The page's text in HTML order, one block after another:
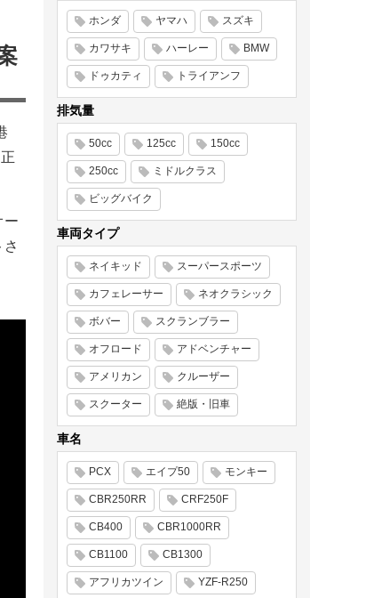
ー
ホンダ ヤマハ スズキ
カワサキ ハーレー BMW
ドゥカティ トライアンフ
排気量
50cc 125cc 150cc
250cc ミドルクラス
ビッグバイク
車両タイプ
ネイキッド スーパースポーツ
カフェレーサー ネオクラシック
ボバー スクランブラー
オフロード アドベンチャー
アメリカン クルーザー
スクーター 絶版・旧車
車名
PCX エイプ50 モンキー
CBR250RR CRF250F
CB400 CBR1000RR
CB1100 CB1300
アフリカツイン YZF-R250